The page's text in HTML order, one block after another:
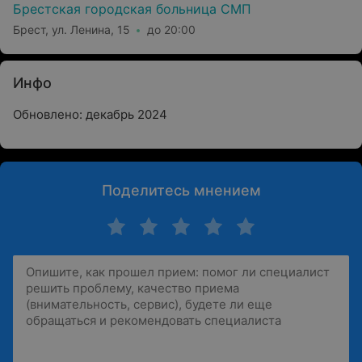
Брестская городская больница СМП
Брест, ул. Ленина, 15 до 20:00
Инфо
Обновлено: декабрь 2024
Поделитесь мнением